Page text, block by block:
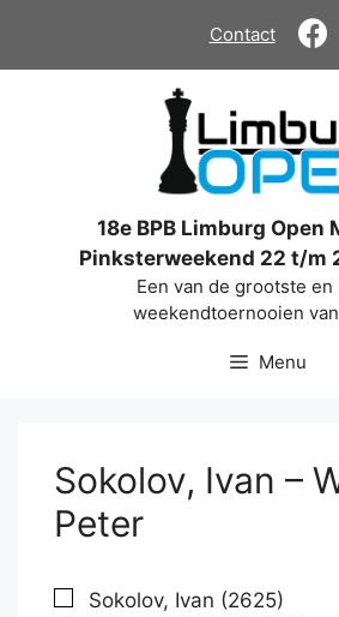
de
Contact
18e BPB Limburg Open
Pinksterweekend 22 t/m
Een van de grootste en
weekendtoernooien
Menu
Sokolov, Ivan –
Peter
Sokolov, Ivan (2625)